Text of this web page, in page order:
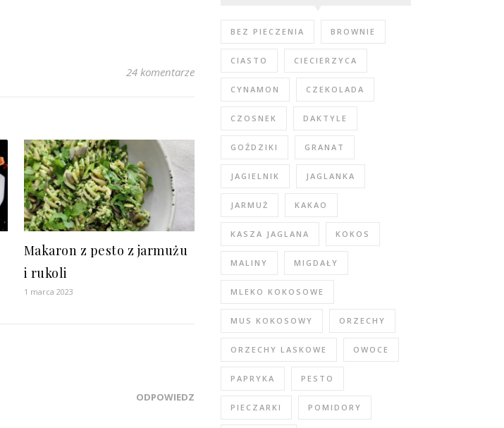
24 komentarze
Makaron z pesto z jarmużu
i rukoli
1 marca 2023
ODPOWIEDZ
BEZ PIECZENIA BROWNIE
CIASTO CIECIERZYCA
CYNAMON CZEKOLADA
CZOSNEK DAKTYLE
GOŹDZIKI GRANAT
JAGIELNIK JAGLANKA
JARMUŻ KAKAO
KASZA JAGLANA KOKOS
MALINY MIGDAŁY
MLEKO KOKOSOWE
MUS KOKOSOWY ORZECHY
ORZECHY LASKOWE OWOCE
PAPRYKA PESTO
PIECZARKI POMIDORY